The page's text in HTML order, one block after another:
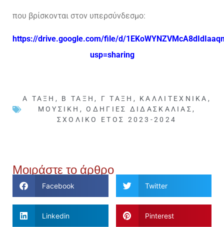
που βρίσκονται στον υπερσύνδεσμο:
https://drive.google.com/file/d/
usp=sharing
Α ΤΆΞΗ , Β ΤΆΞΗ , Γ ΤΆΞΗ , ΚΑΛΛΙΤΕΧΝΙΚΆ ,
ΜΟΥΣΙΚΉ ,ΟΔΗΓΊΕΣ ΔΙΔΑΣΚΑΛΊΑΣ ,
ΣΧΟΛΙΚΌ ΈΤΟΣ 2023-2024
Μοιράστε το άρθρο
Facebook Twitter
Linkedin Pinterest